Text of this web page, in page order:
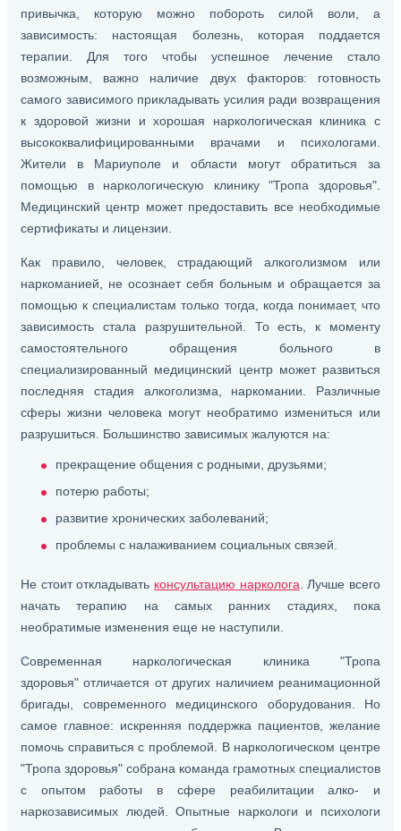
привычка, которую можно побороть силой воли, а
зависимость: настоящая болезнь, которая поддается
терапии. Для того чтобы успешное лечение стало
возможным, важно наличие двух факторов: готовность
самого зависимого прикладывать усилия ради возвращения
к здоровой жизни и хорошая наркологическая клиника с
высококвалифицированными врачами и психологами.
Жители в Мариуполе и области могут обратиться за
помощью в наркологическую клинику "Тропа здоровья".
Медицинский центр может предоставить все необходимые
сертификаты и лицензии.
Как правило, человек, страдающий алкоголизмом или
наркоманией, не осознает себя больным и обращается за
помощью к специалистам только тогда, когда понимает, что
зависимость стала разрушительной. То есть, к моменту
самостоятельного обращения больного в
специализированный медицинский центр может развиться
последняя стадия алкоголизма, наркомании. Различные
сферы жизни человека могут необратимо измениться или
разрушиться. Большинство зависимых жалуются на:
прекращение общения с родными, друзьями;
потерю работы;
развитие хронических заболеваний;
проблемы с налаживанием социальных связей.
Не стоит откладывать консультацию нарколога . Лучше всего
начать терапию на самых ранних стадиях, пока
необратимые изменения еще не наступили.
Современная наркологическая клиника "Тропа
здоровья" отличается от других наличием реанимационной
бригады, современного медицинского оборудования. Но
самое главное: искренняя поддержка пациентов, желание
помочь справиться с проблемой. В наркологическом центре
"Тропа здоровья" собрана команда грамотных специалистов
с опытом работы в сфере реабилитации алко- и
наркозависимых людей. Опытные наркологи и психологи